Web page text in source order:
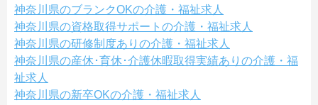
神奈川県のブランクOKの介護・福祉求人
神奈川県の資格取得サポートの介護・福祉求人
神奈川県の研修制度ありの介護・福祉求人
神奈川県の産休･育休･介護休暇取得実績ありの介護・福
祉求人
神奈川県の新卒OKの介護・福祉求人